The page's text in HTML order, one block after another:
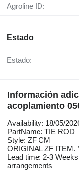
Agroline ID:
Estado
Estado:
Información
acoplamiento
Availability: 18/05/
PartName: TIE ROD
Style: ZF CM
ORIGINAL ZF ITEM.
Lead time: 2-3
arrangements